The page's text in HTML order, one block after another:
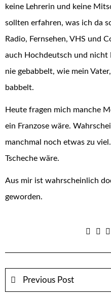
keine Lehrerin und keine
sollten erfahren, was ich da
Radio, Fernsehen, VHS und
auch Hochdeutsch und nicht
nie gebabbelt, wie mein
babbelt.
Heute fragen mich manche
ein Franzose wäre.
manchmal noch etwas zu
Tscheche wäre.
Aus mir ist wahrscheinlich
geworden.
Previous Post